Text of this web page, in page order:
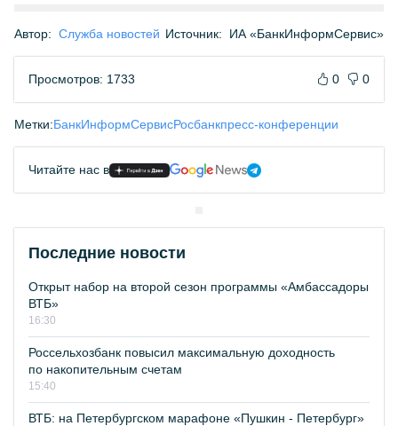
Автор: Служба новостей Источник: ИА «БанкИнформСервис»
Просмотров: 1733 0 0
Метки:БанкИнформСервисРосбанкпресс-конференции
Читайте нас в
Последние новости
Открыт набор на второй сезон программы «Амбассадоры
ВТБ»
16:30
Россельхозбанк повысил максимальную доходность
по накопительным счетам
15:40
ВТБ: на Петербургском марафоне «Пушкин - Петербург»